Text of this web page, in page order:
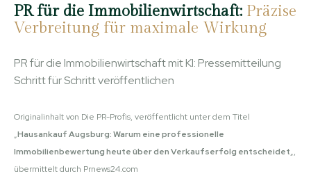
PR für die Immobilienwirtschaft: Präzise
Verbreitung für maximale Wirkung
PR für die Immobilienwirtschaft mit KI: Pressemitteilung
Schritt für Schritt veröffentlichen
Originalinhalt von Die PR-Profis, veröffentlicht unter dem Titel
„Hausankauf Augsburg: Warum eine professionelle
Immobilienbewertung heute über den Verkaufserfolg entscheidet„,
übermittelt durch Prnews24.com